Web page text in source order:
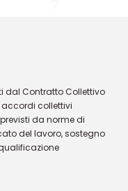
dal Contratto Collettivo
accordi collettivi
da norme di
del lavoro, sostegno